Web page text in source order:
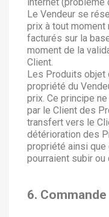
Le Vendeur se
prix à tout
facturés sur la
moment de la
Client.
Les Produits objet
propriété du
prix. Ce principe
par le Client des
transfert vers le
détérioration des
propriété ainsi
pourraient subir ou
6. Commande